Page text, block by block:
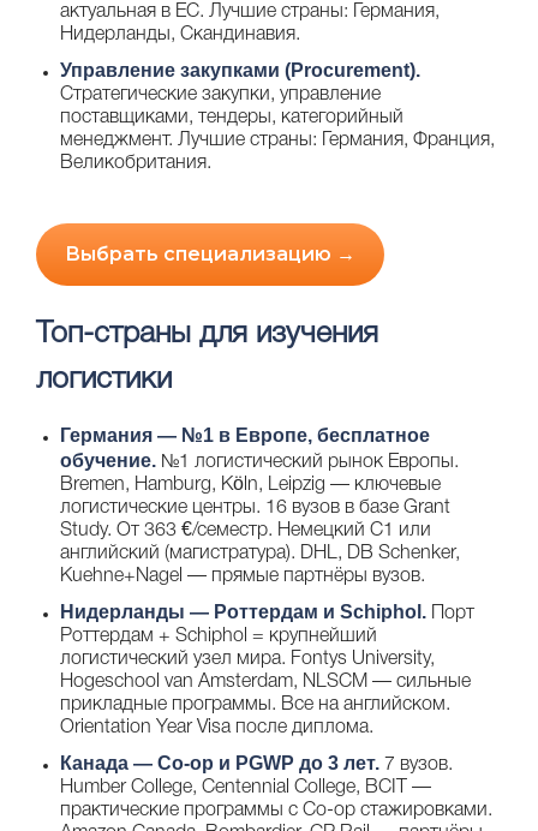
актуальная в ЕС. Лучшие страны: Германия,
Нидерланды, Скандинавия.
Управление закупками (Procurement).
Стратегические закупки, управление
поставщиками, тендеры, категорийный
менеджмент. Лучшие страны: Германия, Франция,
Великобритания.
Выбрать специализацию →
Топ-страны для изучения
логистики
Германия — №1 в Европе, бесплатное
обучение. №1 логистический рынок Европы.
Bremen, Hamburg, Köln, Leipzig — ключевые
логистические центры. 16 вузов в базе Grant
Study. От 363 €/семестр. Немецкий C1 или
английский (магистратура). DHL, DB Schenker,
Kuehne+Nagel — прямые партнёры вузов.
Нидерланды — Роттердам и Schiphol. Порт
Роттердам + Schiphol = крупнейший
логистический узел мира. Fontys University,
Hogeschool van Amsterdam, NLSCM — сильные
прикладные программы. Все на английском.
Orientation Year Visa после диплома.
Канада — Co-op и PGWP до 3 лет. 7 вузов.
Humber College, Centennial College, BCIT —
практические программы с Co-op стажировками.